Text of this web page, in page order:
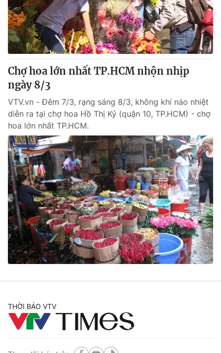
® Cấm sao chép dưới mọi hình thức nếu không có sự chấp
thuận bằng văn bản. Ghi rõ nguồn VTV.vn khi phát hành lại
thông tin từ website này.
Chợ hoa lớn nhất TP.HCM nhộn nhịp
ngày 8/3
VTV.vn - Đêm 7/3, rạng sáng 8/3, không khí náo nhiệt
diễn ra tại chợ hoa Hồ Thị Kỷ (quận 10, TP.HCM) - chợ
hoa lớn nhất TP.HCM.
THỜI BÁO VTV